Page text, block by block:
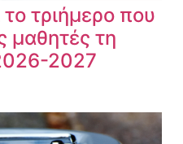
το τριήμερο που
μαθητές τη
2027